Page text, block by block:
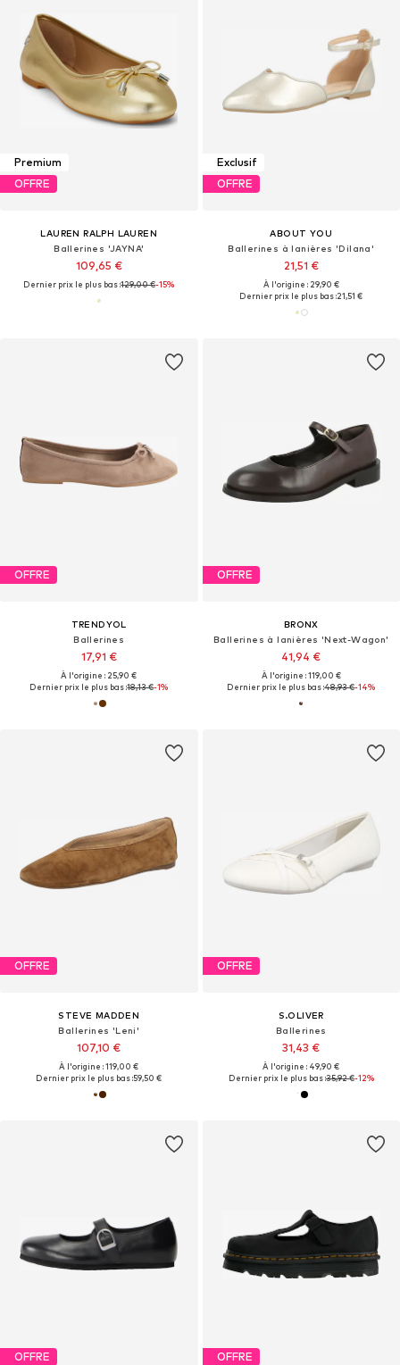
Premium
OFFRE
LAUREN RALPH LAUREN
Ballerines 'JAYNA'
109,65 €
Dernier prix le plus bas :129,00 €-15%
Exclusif
OFFRE
ABOUT YOU
Ballerines à lanières 'Dilana'
21,51 €
À l'origine : 29,90 €
Dernier prix le plus bas :21,51 €
OFFRE
TRENDYOL
Ballerines
17,91 €
À l'origine : 25,90 €
Dernier prix le plus bas :18,13 €-1%
OFFRE
BRONX
Ballerines à lanières 'Next-Wagon'
41,94 €
À l'origine : 119,00 €
Dernier prix le plus bas :48,93 €-14%
OFFRE
STEVE MADDEN
Ballerines 'Leni'
107,10 €
À l'origine : 119,00 €
Dernier prix le plus bas :59,50 €
OFFRE
S.OLIVER
Ballerines
31,43 €
À l'origine : 49,90 €
Dernier prix le plus bas :35,92 €-12%
OFFRE OFFRE